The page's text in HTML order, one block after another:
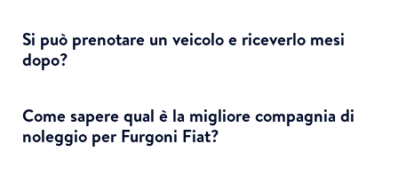
Si può prenotare un veicolo e riceverlo mesi
dopo?
Come sapere qual è la migliore compagnia di
noleggio per Furgoni Fiat?